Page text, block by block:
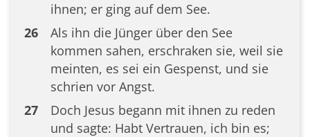
ihnen; er ging auf dem See.
26
Als ihn die Jünger über den See
kommen sahen, erschraken sie, weil sie
meinten, es sei ein Gespenst, und sie
schrien vor Angst.
27
Doch Jesus begann mit ihnen zu reden
und sagte: Habt Vertrauen, ich bin es;